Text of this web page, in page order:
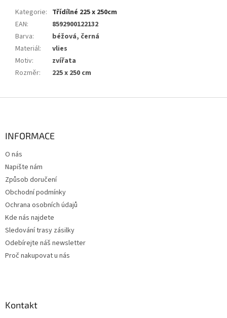
Kategorie: Třídílné 225 x 250cm
EAN:
8592900122132
Barva:
béžová, černá
Materiál:
vlies
Motiv:
zvířata
Rozměr: 225 x 250 cm
INFORMACE
O nás
Napište nám
Způsob doručení
Obchodní podmínky
Ochrana osobních údajů
Kde nás najdete
Sledování trasy zásilky
Odebírejte náš newsletter
Proč nakupovat u nás
Kontakt